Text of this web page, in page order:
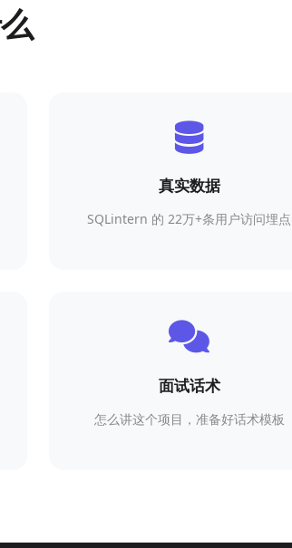
真实数据
SQLintern 的 22万+条用户访问埋点
面试话术
怎么讲这个项目，准备好话术模板